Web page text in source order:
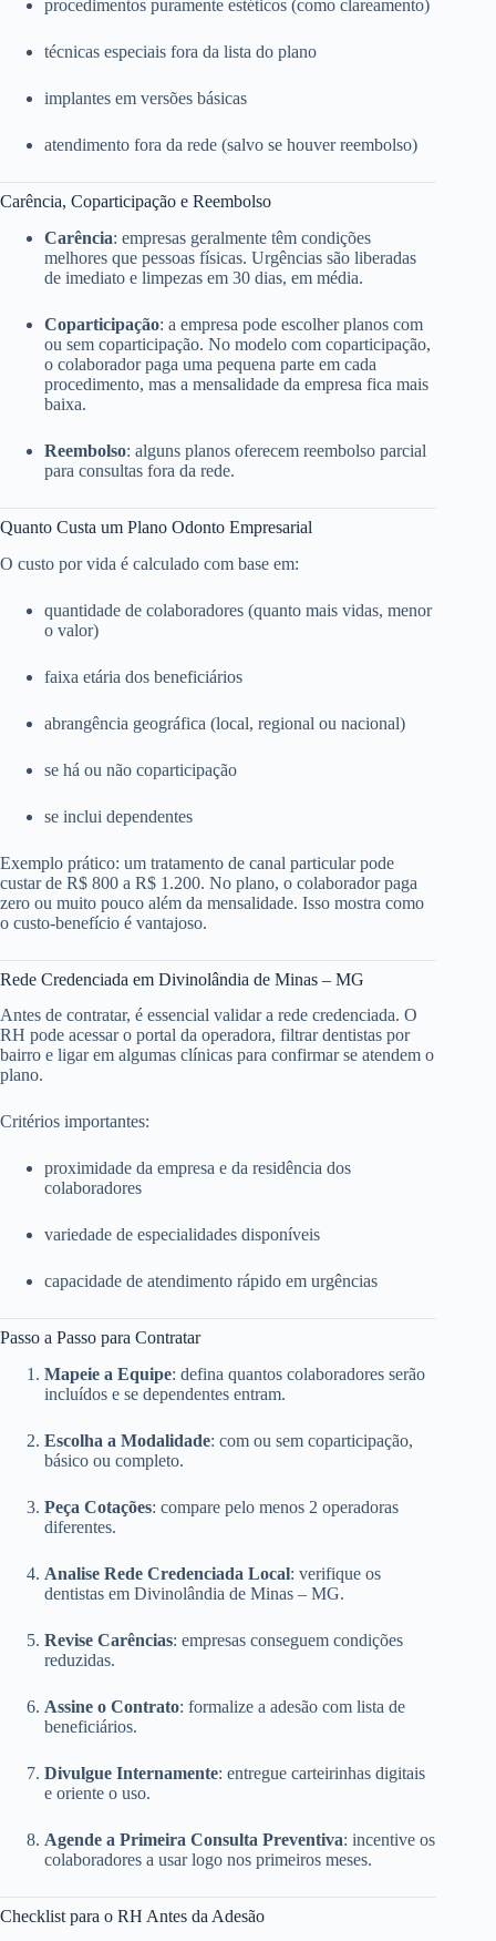
procedimentos puramente estéticos (como clareamento)
técnicas especiais fora da lista do plano
implantes em versões básicas
atendimento fora da rede (salvo se houver reembolso)
Carência, Coparticipação e Reembolso
Carência: empresas geralmente têm condições
melhores que pessoas físicas. Urgências são liberadas
de imediato e limpezas em 30 dias, em média.
Coparticipação: a empresa pode escolher planos com
ou sem coparticipação. No modelo com coparticipação,
o colaborador paga uma pequena parte em cada
procedimento, mas a mensalidade da empresa fica mais
baixa.
Reembolso: alguns planos oferecem reembolso parcial
para consultas fora da rede.
Quanto Custa um Plano Odonto Empresarial
O custo por vida é calculado com base em:
quantidade de colaboradores (quanto mais vidas, menor
o valor)
faixa etária dos beneficiários
abrangência geográfica (local, regional ou nacional)
se há ou não coparticipação
se inclui dependentes
Exemplo prático: um tratamento de canal particular pode
custar de R$ 800 a R$ 1.200. No plano, o colaborador paga
zero ou muito pouco além da mensalidade. Isso mostra como
o custo-benefício é vantajoso.
Rede Credenciada em Divinolândia de Minas – MG
Antes de contratar, é essencial validar a rede credenciada. O
RH pode acessar o portal da operadora, filtrar dentistas por
bairro e ligar em algumas clínicas para confirmar se atendem o
plano.
Critérios importantes:
proximidade da empresa e da residência dos
colaboradores
variedade de especialidades disponíveis
capacidade de atendimento rápido em urgências
Passo a Passo para Contratar
Mapeie a Equipe: defina quantos colaboradores serão
incluídos e se dependentes entram.
Escolha a Modalidade: com ou sem coparticipação,
básico ou completo.
Peça Cotações: compare pelo menos 2 operadoras
diferentes.
Analise Rede Credenciada Local: verifique os
dentistas em Divinolândia de Minas – MG.
Revise Carências: empresas conseguem condições
reduzidas.
Assine o Contrato: formalize a adesão com lista de
beneficiários.
Divulgue Internamente: entregue carteirinhas digitais
e oriente o uso.
Agende a Primeira Consulta Preventiva: incentive os
colaboradores a usar logo nos primeiros meses.
Checklist para o RH Antes da Adesão